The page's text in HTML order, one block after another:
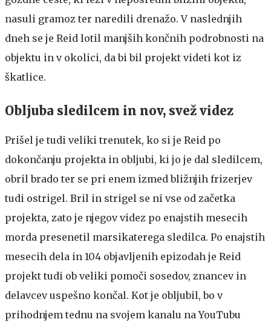
nasuli gramoz ter naredili drenažo. V naslednjih
dneh se je Reid lotil manjših končnih podrobnosti na
objektu in v okolici, da bi bil projekt videti kot iz
škatlice.
Obljuba sledilcem in nov, svež videz
Prišel je tudi veliki trenutek, ko si je Reid po
dokončanju projekta in obljubi, ki jo je dal sledilcem,
obril brado ter se pri enem izmed bližnjih frizerjev
tudi ostrigel. Bril in strigel se ni vse od začetka
projekta, zato je njegov videz po enajstih mesecih
morda presenetil marsikaterega sledilca. Po enajstih
mesecih dela in 104 objavljenih epizodah je Reid
projekt tudi ob veliki pomoči sosedov, znancev in
delavcev uspešno končal. Kot je obljubil, bo v
prihodnjem tednu na svojem kanalu na YouTubu